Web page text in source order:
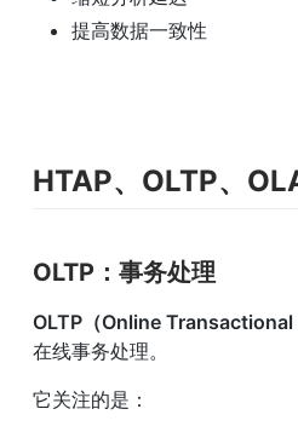
提高数据一致性
HTAP、OLTP、
OLTP：事务处理
OLTP（Online Transactional
在线事务处理。
它关注的是：